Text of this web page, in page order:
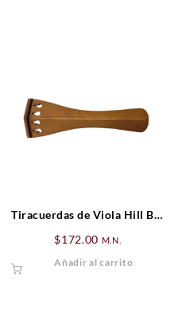
Tiracuerdas de Viola Hill Boj
$172.00 M.N.
Añadir al carrito